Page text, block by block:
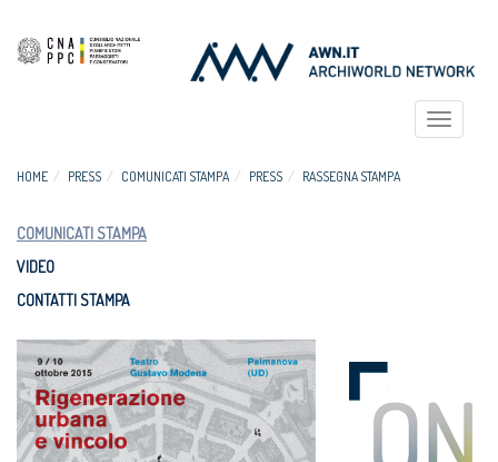
Toggle
HOME PRESS COMUNICATI STAMPA PRESS RASSEGNA STAMPA
COMUNICATI STAMPA
VIDEO
CONTATTI STAMPA